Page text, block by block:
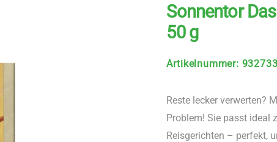
Sonnentor
50 g
Artikelnummer:
Reste lecker verwerten?
Problem! Sie passt ideal
Reisgerichten – perfekt,